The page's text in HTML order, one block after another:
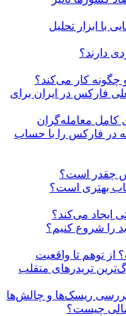
ابزار تحلیل
دارند؟
چگونه کار می‌کند؟
فارکس در ایران برای
کامل معامله‌گران
در فارکس را با حساب
چقدر است؟
بهتری است؟
ایجاد می‌کند؟
را شروع کنیم؟
توهم تا واقعیت
تریدرهای متقلب
بررسی ریسک‌ها و چالش‌ها
مالی چیست؟